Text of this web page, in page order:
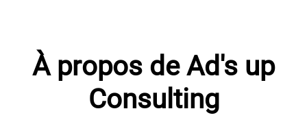
À propos de Ad's up
Consulting